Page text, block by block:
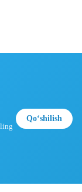
Qoʻshilish